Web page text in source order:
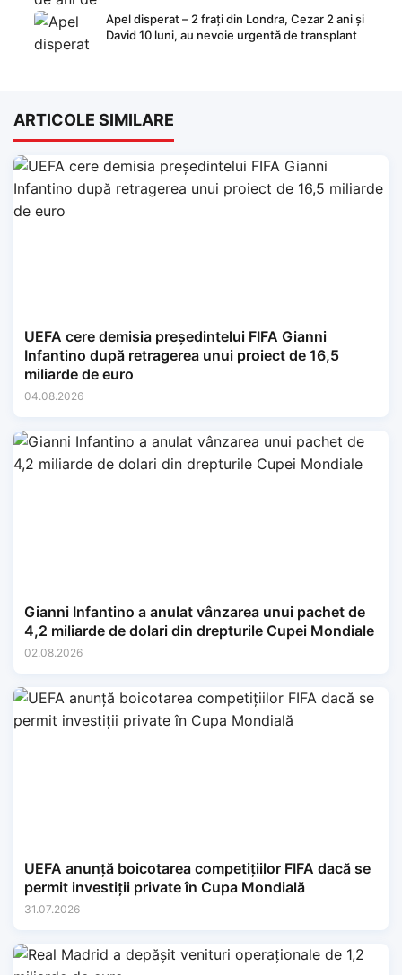
Apel disperat – 2 frați din Londra, Cezar 2 ani și
David 10 luni, au nevoie urgentă de transplant
ARTICOLE SIMILARE
UEFA cere demisia președintelui FIFA Gianni
Infantino după retragerea unui proiect de 16,5
miliarde de euro
04.08.2026
Gianni Infantino a anulat vânzarea unui pachet de
4,2 miliarde de dolari din drepturile Cupei Mondiale
02.08.2026
UEFA anunță boicotarea competițiilor FIFA dacă se
permit investiții private în Cupa Mondială
31.07.2026